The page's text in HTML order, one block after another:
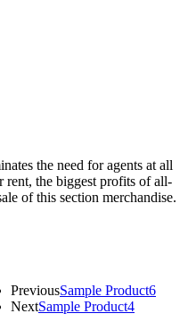
the need for agents at all
rent, the biggest profits of all-
of this section merchandise.
PreviousSample Product6
NextSample Product4